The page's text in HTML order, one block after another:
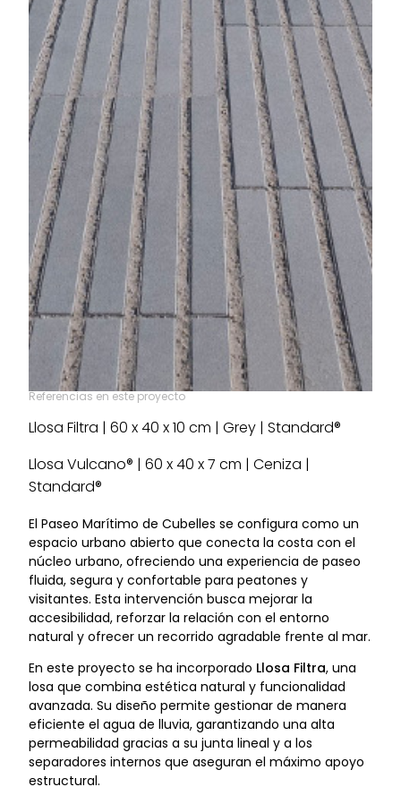
Referencias en este proyecto
Llosa Filtra | 60 x 40 x 10 cm | Grey | Standard®
Llosa Vulcano® | 60 x 40 x 7 cm | Ceniza |
Standard®
El Paseo Marítimo de Cubelles se configura como un
espacio urbano abierto que conecta la costa con el
núcleo urbano, ofreciendo una experiencia de paseo
fluida, segura y confortable para peatones y
visitantes. Esta intervención busca mejorar la
accesibilidad, reforzar la relación con el entorno
natural y ofrecer un recorrido agradable frente al mar.
En este proyecto se ha incorporado Llosa Filtra, una
losa que combina estética natural y funcionalidad
avanzada. Su diseño permite gestionar de manera
eficiente el agua de lluvia, garantizando una alta
permeabilidad gracias a su junta lineal y a los
separadores internos que aseguran el máximo apoyo
estructural.